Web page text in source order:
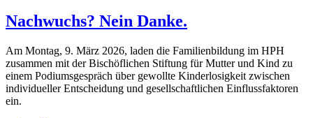
Nachwuchs? Nein Danke.
Am Montag, 9. März 2026, laden die Familienbildung im HPH
zusammen mit der Bischöflichen Stiftung für Mutter und Kind zu
einem Podiumsgespräch über gewollte Kinderlosigkeit zwischen
individueller Entscheidung und gesellschaftlichen Einflussfaktoren
ein.